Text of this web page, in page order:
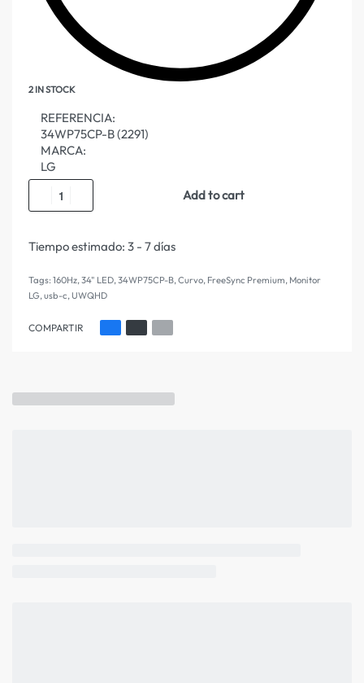
2 IN STOCK
REFERENCIA:
34WP75CP-B (2291)
MARCA:
LG
Add to cart
Tiempo estimado: 3 - 7 días
Tags: 160Hz,34" LED,34WP75CP-B,Curvo, FreeSync Premium, Monitor
LG,usb-c,UWQHD
COMPARTIR